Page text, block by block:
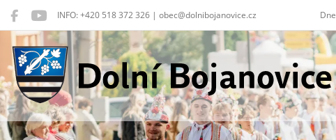
INFO: +420 518 372 326 | obec@dolnibojanovice.cz
Dolní Bojanovice